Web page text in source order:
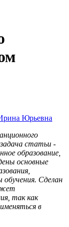
Юрьевна
статьи -
образование,
основные
Сделан
так как
в